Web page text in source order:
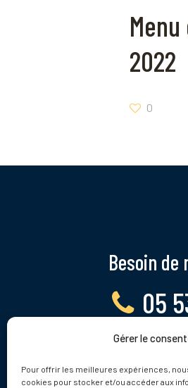
Gérer le
Pour offrir les meilleures expériences,
cookies pour stocker et/ou accéder aux
2022
0
Besoin de
05
Lundi - Vendredi,